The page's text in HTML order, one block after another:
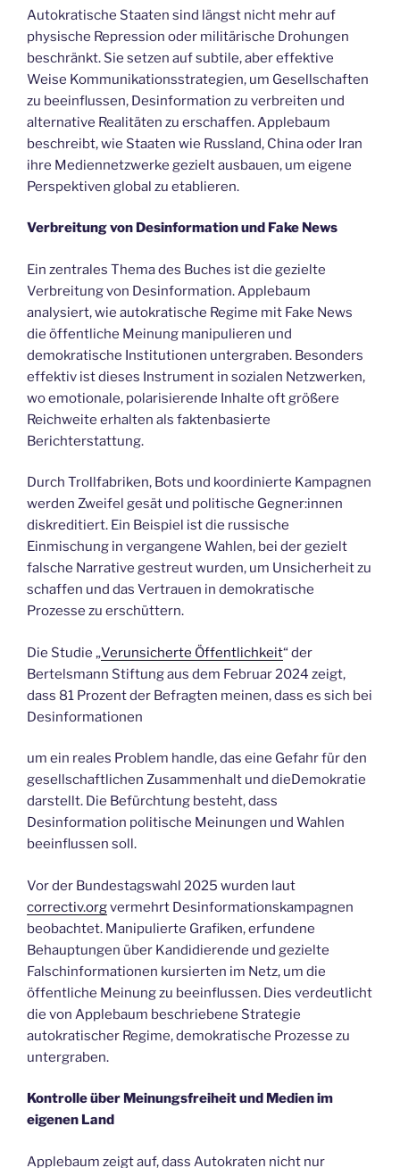
Autokratische Staaten sind längst nicht mehr auf
physische Repression oder militärische Drohungen
beschränkt. Sie setzen auf subtile, aber effektive
Weise Kommunikationsstrategien, um Gesellschaften
zu beeinflussen, Desinformation zu verbreiten und
alternative Realitäten zu erschaffen. Applebaum
beschreibt, wie Staaten wie Russland, China oder Iran
ihre Mediennetzwerke gezielt ausbauen, um eigene
Perspektiven global zu etablieren.
Verbreitung von Desinformation und Fake News
Ein zentrales Thema des Buches ist die gezielte
Verbreitung von Desinformation. Applebaum
analysiert, wie autokratische Regime mit Fake News
die öffentliche Meinung manipulieren und
demokratische Institutionen untergraben. Besonders
effektiv ist dieses Instrument in sozialen Netzwerken,
wo emotionale, polarisierende Inhalte oft größere
Reichweite erhalten als faktenbasierte
Berichterstattung.
Durch Trollfabriken, Bots und koordinierte Kampagnen
werden Zweifel gesät und politische Gegner:innen
diskreditiert. Ein Beispiel ist die russische
Einmischung in vergangene Wahlen, bei der gezielt
falsche Narrative gestreut wurden, um Unsicherheit zu
schaffen und das Vertrauen in demokratische
Prozesse zu erschüttern.
Die Studie „Verunsicherte Öffentlichkeit“ der
Bertelsmann Stiftung aus dem Februar 2024 zeigt,
dass 81 Prozent der Befragten meinen, dass es sich bei
Desinformationen
um ein reales Problem handle, das eine Gefahr für den
gesellschaftlichen Zusammenhalt und dieDemokratie
darstellt. Die Befürchtung besteht, dass
Desinformation politische Meinungen und Wahlen
beeinflussen soll.
Vor der Bundestagswahl 2025 wurden laut
correctiv.orgvermehrt Desinformationskampagnen
beobachtet. Manipulierte Grafiken, erfundene
Behauptungen über Kandidierende und gezielte
Falschinformationen kursierten im Netz, um die
öffentliche Meinung zu beeinflussen. Dies verdeutlicht
die von Applebaum beschriebene Strategie
autokratischer Regime, demokratische Prozesse zu
untergraben.
Kontrolle über Meinungsfreiheit und Medien im
eigenen Land
Applebaum zeigt auf, dass Autokraten nicht nur